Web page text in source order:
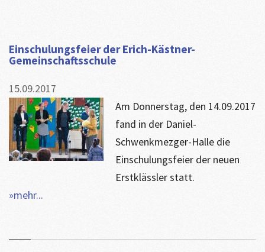
Einschulungsfeier der Erich-Kästner-
Gemeinschaftsschule
15.09.2017
Am Donnerstag, den 14.09.2017
fand in der Daniel-
Schwenkmezger-Halle die
Einschulungsfeier der neuen
Erstklässler statt.
»mehr...